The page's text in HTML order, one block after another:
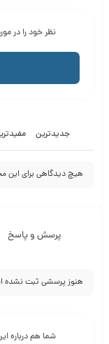
جدیدترین
هیچ دیدگاهی برای
نظر خود را در
پرسش و پاسخ
هنوز پرسشی ثبت نشده
شما هم درباره